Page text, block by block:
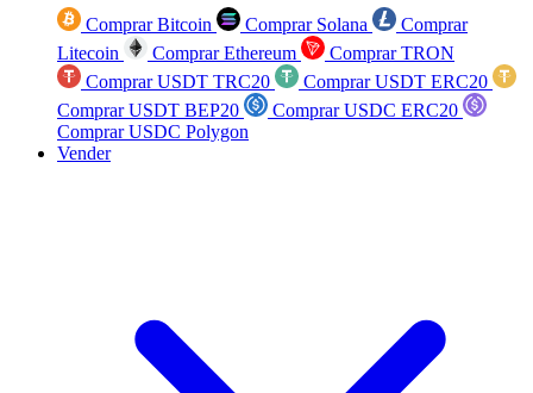
Comprar Bitcoin Comprar Solana
Comprar
Litecoin
Comprar Ethereum
Comprar TRON
Comprar USDT TRC20
Comprar USDT ERC20
Comprar USDT BEP20
Comprar USDC ERC20
Comprar USDC Polygon
Vender